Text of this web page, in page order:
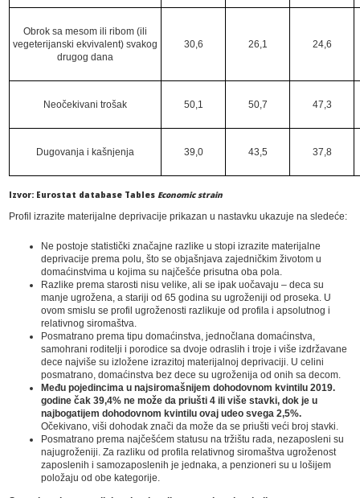
Obrok sa mesom ili ribom (ili
vegeterijanski ekvivalent) svakog
drugog dana
30,6 26,1 24,6
Neočekivani trošak 50,1 50,7 47,3
Dugovanja i kašnjenja 39,0 43,5 37,8
Izvor: Eurostat database Tables Economic strain
Profil izrazite materijalne deprivacije prikazan u nastavku ukazuje na sledeće:
Ne postoje statistički značajne razlike u stopi izrazite materijalne
deprivacije prema polu, što se objašnjava zajedničkim životom u
domaćinstvima u kojima su najčešće prisutna oba pola.
Razlike prema starosti nisu velike, ali se ipak uočavaju – deca su
manje ugrožena, a stariji od 65 godina su ugroženiji od proseka. U
ovom smislu se profil ugroženosti razlikuje od profila i apsolutnog i
relativnog siromaštva.
Posmatrano prema tipu domaćinstva, jednočlana domaćinstva,
samohrani roditelji i porodice sa dvoje odraslih i troje i više izdržavane
dece najviše su izložene izrazitoj materijalnoj deprivaciji. U celini
posmatrano, domaćinstva bez dece su ugroženija od onih sa decom.
Među pojedincima u najsiromašnijem dohodovnom kvintilu 2019.
godine čak 39,4% ne može da priušti 4 ili više stavki, dok je u
najbogatijem dohodovnom kvintilu ovaj udeo svega 2,5%.
Očekivano, viši dohodak znači da može da se priušti veći broj stavki.
Posmatrano prema najčešćem statusu na tržištu rada, nezaposleni su
najugroženiji. Za razliku od profila relativnog siromaštva ugroženost
zaposlenih i samozaposlenih je jednaka, a penzioneri su u lošijem
položaju od obe kategorije.